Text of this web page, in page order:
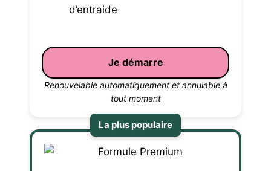
d’entraide
Je démarre
Renouvelable automatiquement et annulable à
tout moment